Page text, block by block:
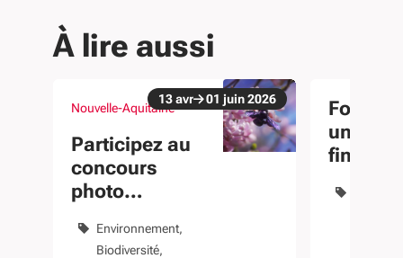
À lire aussi
Nouvelle-Aquitaine
Participez au
concours
photo
Poils, Pétales"
Environnement
Biodiversité
évènement
Du 13 avr au 01 juin 2026
13avr 01 juin2026
Fonds
un